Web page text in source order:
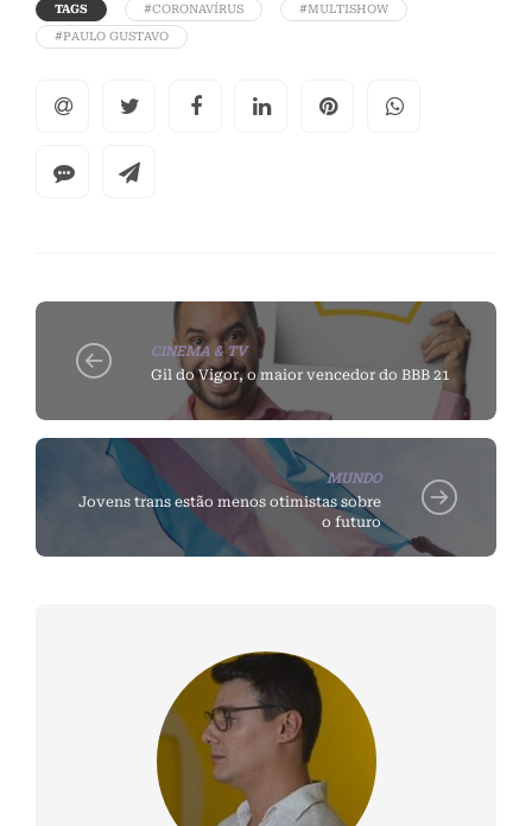
TAGS #CORONAVÍRUS #MULTISHOW
#PAULO GUSTAVO
CINEMA & TV
Gil do Vigor, o maior vencedor do BBB 21
MUNDO
Jovens trans estão menos otimistas sobre
o futuro